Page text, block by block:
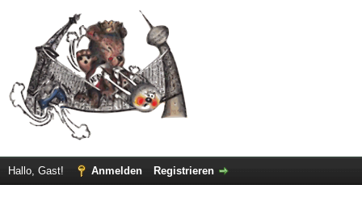
Hallo, Gast! Anmelden Registrieren